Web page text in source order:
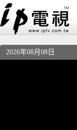
2026年08月08日